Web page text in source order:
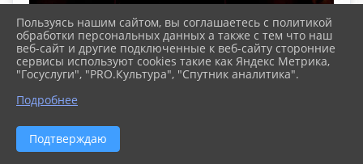
Пользуясь нашим сайтом, вы соглашаетесь с политикой
обработки персональных данных а также с тем что наш
веб-сайт и другие подключенные к веб-сайту сторонние
сервисы используют cookies такие как Яндекс Метрика,
"Госуслуги", "PRO.Культура", "Спутник аналитика".
Подробнее
Подтверждаю